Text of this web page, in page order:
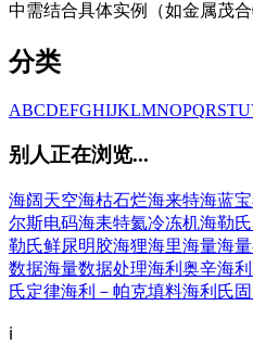
中需结合具体实例（如金属茂
分类
ABCDEFGHIJKLMNOPQRSTU
别人正在浏览...
海阔天空海枯石烂海来特海蓝
尔斯电码海耒特氦冷冻机海勒
勒氏鲜尿明胶海狸海里海量海
数据海量数据处理海利奥辛海
氏定律海利－帕克填料海利氏
ℹ️